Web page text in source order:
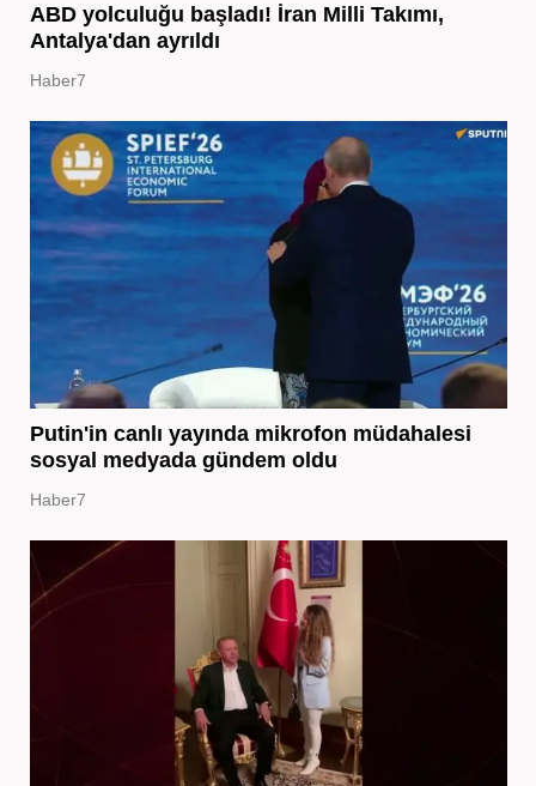
ABD yolculuğu başladı! İran Milli Takımı,
Antalya'dan ayrıldı
Haber7
Putin'in canlı yayında mikrofon müdahalesi
sosyal medyada gündem oldu
Haber7